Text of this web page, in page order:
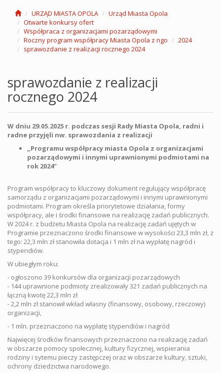
URZĄD MIASTA OPOLA
Urząd Miasta Opola
Otwarte konkursy ofert
Współpraca z organizacjami pozarządowymi
Roczny program współpracy Miasta Opola z ngo
2024
sprawozdanie z realizacji rocznego 2024
sprawozdanie z realizacji
rocznego 2024
W dniu 29.05.2025 r. podczas sesji Rady Miasta Opola, radni i
radne przyjęli nw. sprawozdania z realizacji
„Programu współpracy miasta Opola z organizacjami
pozarządowymi i innymi uprawnionymi podmiotami na
rok 2024”
Program współpracy to kluczowy dokument regulujący współpracę
samorządu z organizacjami pozarządowymi i innymi uprawnionymi
podmiotami. Program określa priorytetowe działania, formy
współpracy, ale i środki finansowe na realizację zadań publicznych.
W 2024 r. z budżetu Miasta Opola na realizację zadań ujętych w
Programie przeznaczono środki finansowe w wysokości 23,3 mln zł, z
tego: 22,3 mln zł stanowiła dotacja i 1 mln zł na wypłatę nagród i
stypendiów.
W ubiegłym roku:
- ogłoszono 39 konkursów dla organizacji pozarządowych
- 144 uprawnione podmioty zrealizowały 321 zadań publicznych na
łączną kwotę 22,3 mln zł
- 2,2 mln zł stanowił wkład własny (finansowy, osobowy, rzeczowy)
organizacji,
- 1 mln. przeznaczono na wypłatę stypendiów i nagród
Najwięcej środków finansowych przeznaczono na realizację zadań
w obszarze pomocy społecznej, kultury fizycznej, wspierania
rodziny i sytemu pieczy zastępczej oraz w obszarze kultury, sztuki,
ochrony dziedzictwa narodowego.